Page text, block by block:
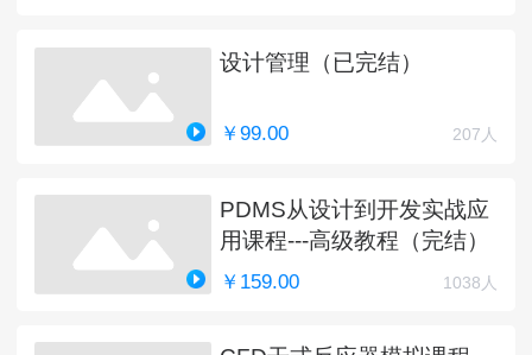
设计管理（已完结）
￥99.00 207人
PDMS从设计到开发实战应
用课程---高级教程（完结）
￥159.00 1038人